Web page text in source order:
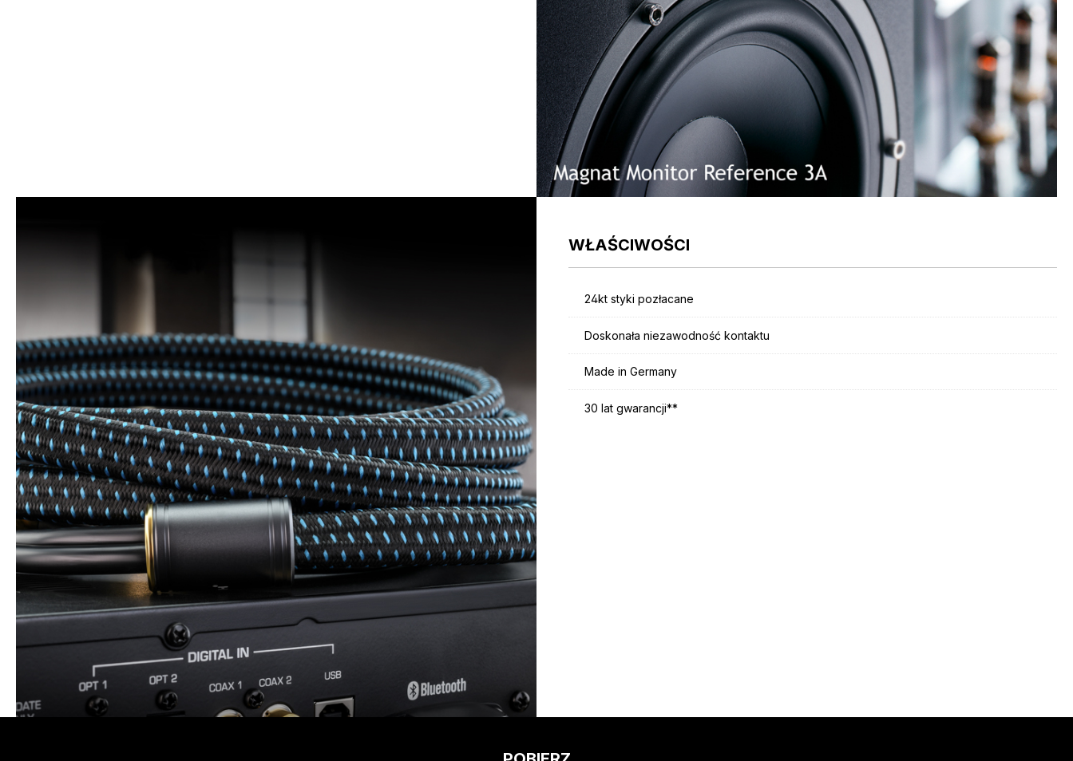
WŁAŚCIWOŚCI
24kt styki pozłacane
Doskonała niezawodność kontaktu
Made in Germany
30 lat gwarancji**